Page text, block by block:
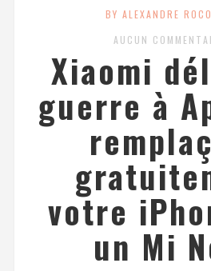
BY ALEXANDRE
AUCUN
Xiaomi
guerre à
votre
un Mi